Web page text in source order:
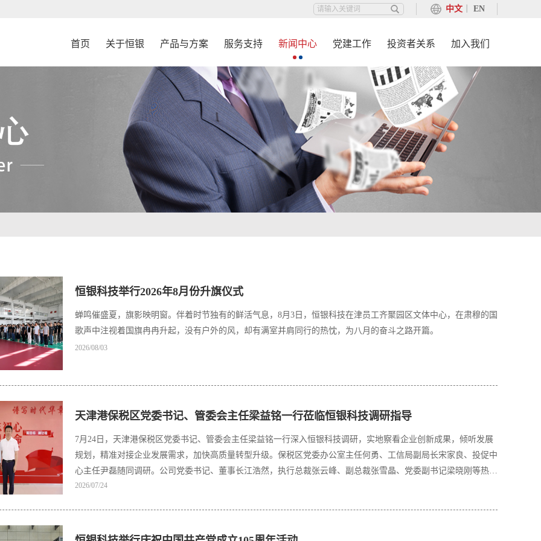
中文 EN
首页 关于恒银 产品与方案 服务支持 新闻中心 党建工作 投资者关系 加入我们
恒银科技举行2026年8月份升旗仪式
蝉鸣催盛夏，旗影映明窗。伴着时节独有的鲜活气息，8月3日，恒银科技在津员工齐聚园区文体中心，在肃穆的国
歌声中注视着国旗冉冉升起，没有户外的风，却有满室并肩同行的热忱，为八月的奋斗之路开篇。
2026/08/03
天津港保税区党委书记、管委会主任梁益铭一行莅临恒银科技调研指导
7月24日，天津港保税区党委书记、管委会主任梁益铭一行深入恒银科技调研，实地察看企业创新成果，倾听发展
规划，精准对接企业发展需求，加快高质量转型升级。保税区党委办公室主任何勇、工信局副局长宋家良、投促中
心主任尹磊随同调研。公司党委书记、董事长江浩然，执行总裁张云峰、副总裁张雪晶、党委副书记梁晓刚等热情
接待。
2026/07/24